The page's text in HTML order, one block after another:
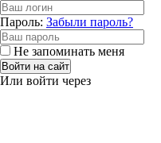
Пароль: Забыли пароль?
Не запоминать меня
Войти на сайт
Или войти через